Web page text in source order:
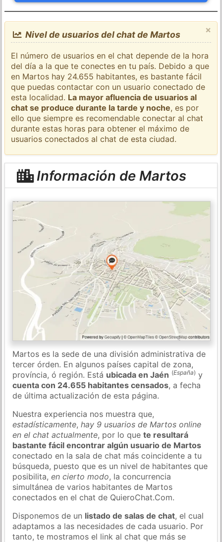
×
Nivel de usuarios del chat de Martos
El número de usuarios en el chat depende de la hora
del día a la que te conectes en tu país. Debido a que
en Martos hay 24.655 habitantes, es bastante fácil
que puedas contactar con un usuario conectado de
esta localidad. La mayor afluencia de usuarios al
chat se produce durante la tarde y noche, es por
ello que siempre es recomendable conectar al chat
durante estas horas para obtener el máximo de
usuarios conectados al chat de esta ciudad.
Información de Martos
Martos es la sede de una división administrativa de
tercer órden. En algunos países capital de zona,
província, ó región. Está ubicada en Jaén (España) y
cuenta con 24.655 habitantes censados, a fecha
de última actualización de esta página.
Nuestra experiencia nos muestra que,
estadísticamente,hay 9 usuarios de Martos online
en el chat actualmente, por lo quete resultará
bastante fácil encontrar algún usuario de Martos
conectado en la sala de chat más coincidente a tu
búsqueda, puesto que es un nivel de habitantes que
posibilita,en cierto modo, la concurrencia
simultánea de varios habitantes de Martos
conectados en el chat de QuieroChat.Com.
Disponemos de un listado de salas de chat, el cual
adaptamos a las necesidades de cada usuario. Por
tanto, te mostramos el link al chat que más se